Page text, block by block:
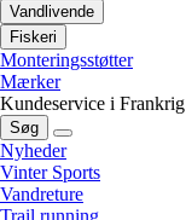
Vandlivende
Fiskeri
Monteringsstøtter
Mærker
Kundeservice i Frankrig
Søg
Nyheder
Vinter Sports
Vandreture
Trail running